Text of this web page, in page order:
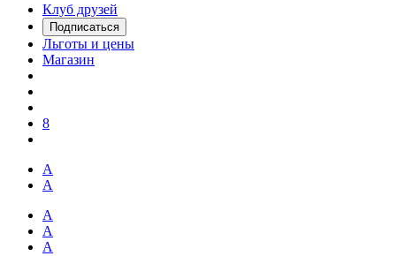
Клуб друзей
Подписаться
Льготы и цены
Магазин
8
А
А
А
А
А